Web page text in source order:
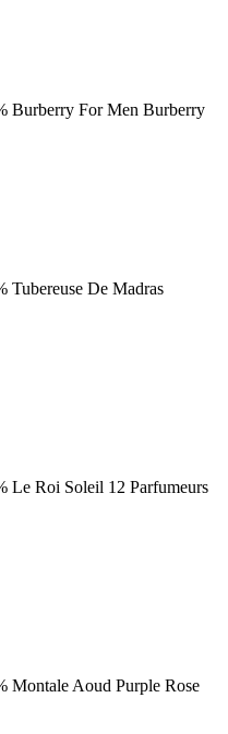
Burberry For Men Burberry
Tubereuse De Madras
Le Roi Soleil 12 Parfumeurs
Montale Aoud Purple Rose